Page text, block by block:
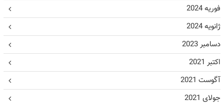
فوریه 2024
ژانویه 2024
دسامبر 2023
اکتبر 2021
آگوست 2021
جولای 2021